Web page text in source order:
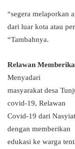
“segera melaporkan
dari luar kota atau
“Tambahnya.
Relawan
Menyadari
masyarakat desa
covid-19, Relawan
Covid-19 dari
dengan memberikan
edukasi ke warga